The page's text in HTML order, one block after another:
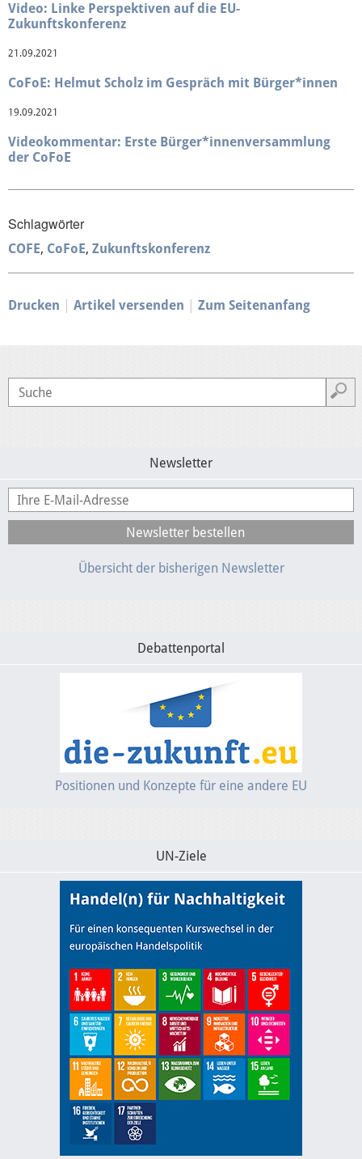
Video: Linke Perspektiven auf die EU-
Zukunftskonferenz
21.09.2021
CoFoE: Helmut Scholz im Gespräch mit Bürger*innen
19.09.2021
Videokommentar: Erste Bürger*innenversammlung
der CoFoE
Schlagwörter
COFE CoFoE Zukunftskonferenz
Drucken Artikel versenden Zum Seitenanfang
Newsletter
Übersicht der bisherigen Newsletter
Debattenportal
Positionen und Konzepte für eine andere EU
UN-Ziele